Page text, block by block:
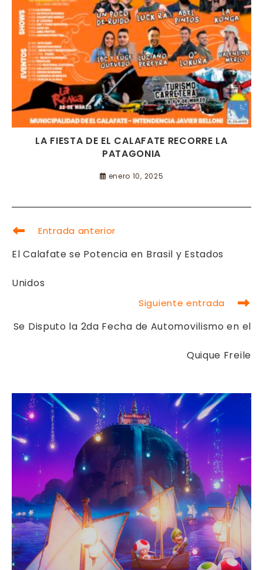
LA FIESTA DE EL CALAFATE RECORRE LA
PATAGONIA
enero 10, 2025
LEER
ARTÍCULOS
Entrada anterior
El Calafate se Potencia en Brasil y Estados
Unidos
Siguiente entrada
Se Disputo la 2da Fecha de Automovilismo en el
Quique Freile